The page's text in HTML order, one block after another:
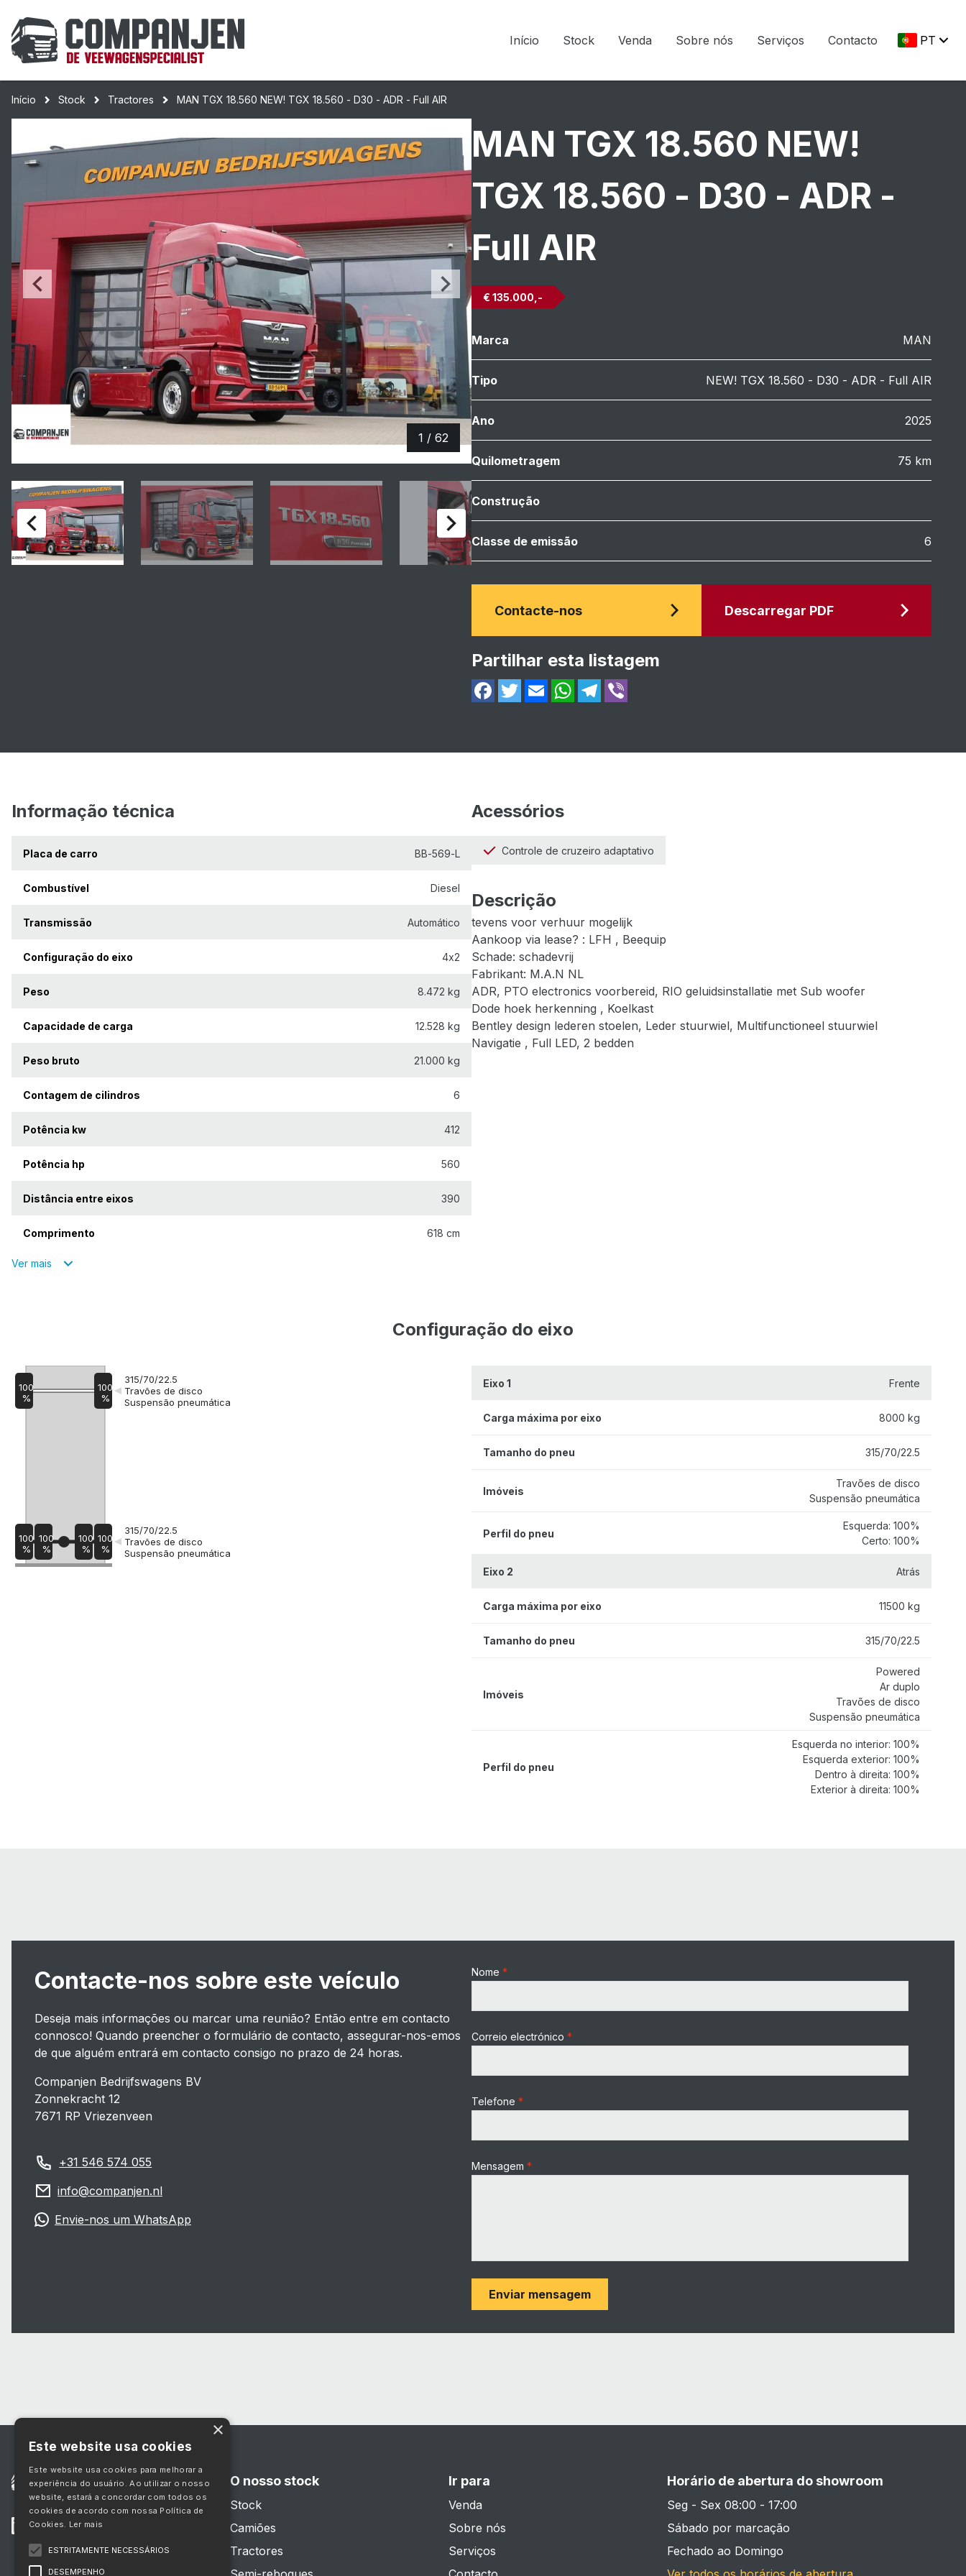
Início Stock Venda Sobre nós Serviços Contacto PT
Início Stock Tractores MAN TGX 18.560 NEW! TGX 18.560 - D30 - ADR - Full AIR
1 / 62
MAN TGX 18.560 NEW!
TGX 18.560 - D30 - ADR -
Full AIR
€ 135.000,-
Marca MAN
Tipo NEW! TGX 18.560 - D30 - ADR - Full AIR
Ano 2025
Quilometragem 75 km
Construção
Classe de emissão 6
Contacte-nos Descarregar PDF
Partilhar esta listagem
Informação técnica
Placa de carro BB-569-L
Combustível Diesel
Transmissão Automático
Configuração do eixo 4x2
Peso 8.472 kg
Capacidade de carga 12.528 kg
Peso bruto 21.000 kg
Contagem de cilindros 6
Potência kw 412
Potência hp 560
Distância entre eixos 390
Comprimento 618 cm
Largura
Ver mais
Acessórios
Controle de cruzeiro adaptativo
Descrição
tevens voor verhuur mogelijk
Aankoop via lease? : LFH , Beequip
Schade: schadevrij
Fabrikant: M.A.N NL
ADR, PTO electronics voorbereid, RIO geluidsinstallatie met Sub woofer
Dode hoek herkenning , Koelkast
Bentley design lederen stoelen, Leder stuurwiel, Multifunctioneel stuurwiel
Navigatie , Full LED, 2 bedden
Configuração do eixo
100
%
100
%
315/70/22.5
Travões de disco
Suspensão pneumática
100
%
100
%
100
%
100
%
315/70/22.5
Travões de disco
Suspensão pneumática
Eixo 1 Frente
Carga máxima por eixo 8000 kg
Tamanho do pneu 315/70/22.5
Imóveis
Travões de disco
Suspensão pneumática
Perfil do pneu
Esquerda: 100%
Certo: 100%
Eixo 2 Atrás
Carga máxima por eixo 11500 kg
Tamanho do pneu 315/70/22.5
Imóveis
Powered
Ar duplo
Travões de disco
Suspensão pneumática
Perfil do pneu
Esquerda no interior: 100%
Esquerda exterior: 100%
Dentro à direita: 100%
Exterior à direita: 100%
Contacte-nos sobre este veículo
Deseja mais informações ou marcar uma reunião? Então entre em contacto
connosco! Quando preencher o formulário de contacto, assegurar-nos-emos
de que alguém entrará em contacto consigo no prazo de 24 horas.
Companjen Bedrijfswagens BV
Zonnekracht 12
7671 RP Vriezenveen
+31 546 574 055
info@companjen.nl
Envie-nos um WhatsApp
Nome
Correio electrónico
Telefone
Mensagem
Enviar mensagem
O nosso stock
Stock
Camiões
Tractores
Ir para
Venda
Sobre nós
Serviços
Horário de abertura do showroom
Seg - Sex 08:00 - 17:00
Sábado por marcação
Fechado ao Domingo
×
Este website usa cookies
Este website usa cookies para melhorar a
experiência do usuário. Ao utilizar o nosso
website, estará a concordar com todos os
cookies de acordo com nossa Política de
Cookies. Ler mais
ESTRITAMENTE NECESSÁRIOS
DESEMPENHO